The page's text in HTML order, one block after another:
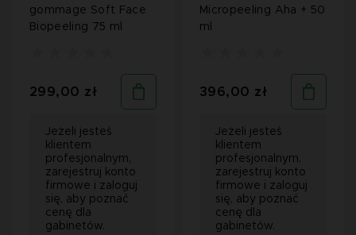
gommage Soft Face
Biopeeling 75 ml
299,00 zł
Jeżeli jesteś
klientem
profesjonalnym,
zarejestruj konto
firmowe i zaloguj
się, aby poznać
cenę dla
gabinetów.
Micropeeling Aha + 50
ml
396,00 zł
Jeżeli jesteś
klientem
profesjonalnym,
zarejestruj konto
firmowe i zaloguj
się, aby poznać
cenę dla
gabinetów.